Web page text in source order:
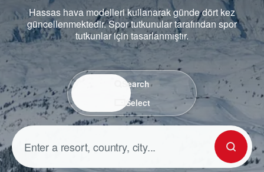
Hassas hava modelleri kullanarak günde dört kez
güncellenmektedir. Spor tutkunular tarafından spor
tutkunlar için tasarlanmıştır.
Search / SelectSearch
Select